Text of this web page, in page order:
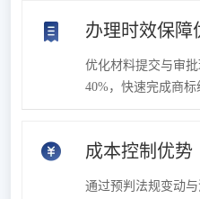
办理时效保障
优化材料提交与审
40%，快速完成商标
成本控制优势
通过预判法规变动